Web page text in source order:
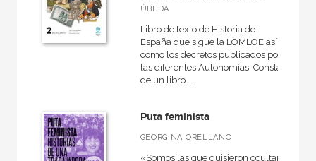
ÚBEDA
Libro de texto de Historia de
España que sigue la LOMLOE así
como los decretos publicados por
las diferentes Autonomías. Consta
de un libro ...
Puta feminista
GEORGINA ORELLANO
«Somos las que quisieron ocultar